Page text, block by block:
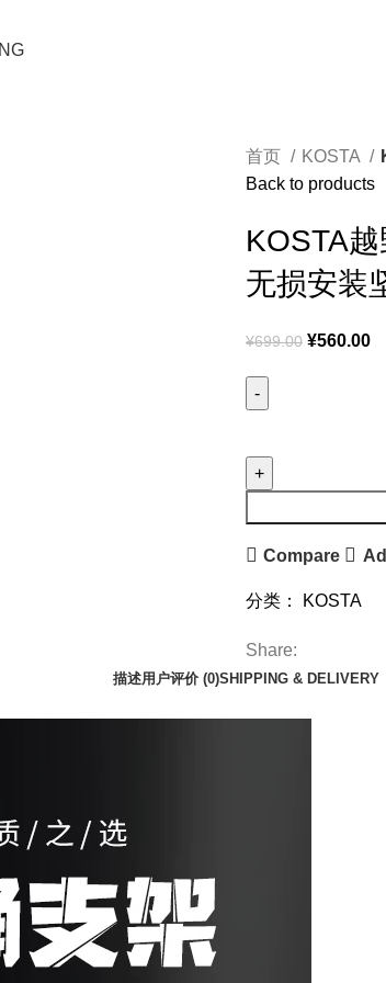
首页 KOSTA
Back to products
KOSTA
无损安装
¥699.00 ¥560.00
Compare
分类： KOSTA
Share:
描述用户评价 (0)SHIPPING & DELIVERY